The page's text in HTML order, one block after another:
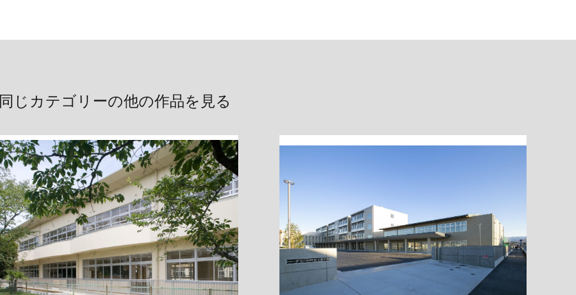
同じカテゴリーの他の作品を見る